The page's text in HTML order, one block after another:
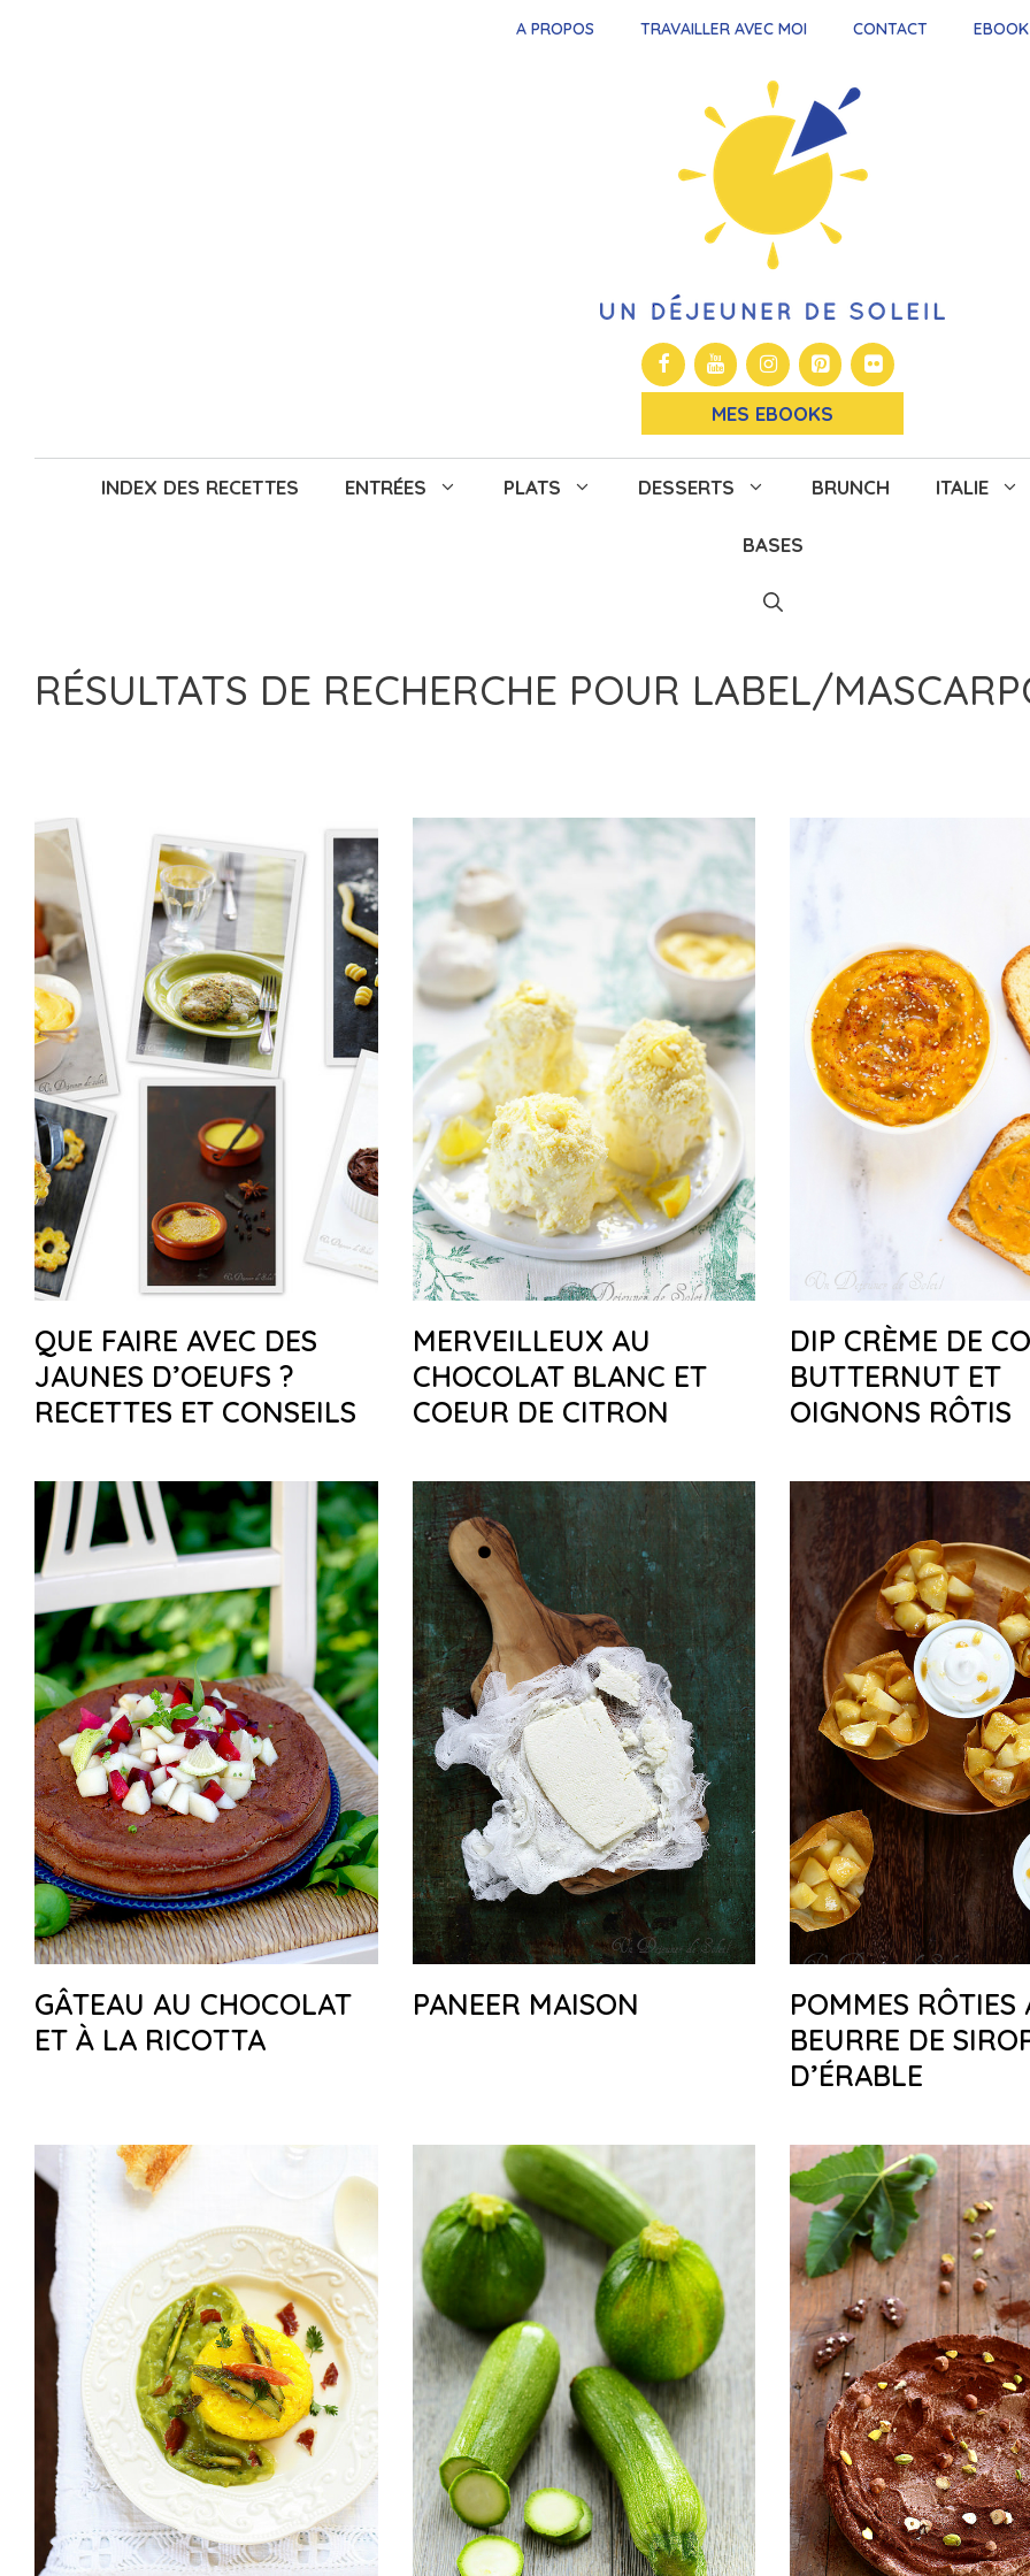
A PROPOS TRAVAILLER AVEC MOI CONTACT EBOOK
MES EBOOKS
INDEX DES RECETTES ENTRÉES PLATS DESSERTS BRUNCH ITALIE
BASES
RÉSULTATS DE RECHERCHE POUR LABEL/
QUE FAIRE AVEC DES
JAUNES D’OEUFS ?
RECETTES ET CONSEILS
MERVEILLEUX AU
CHOCOLAT BLANC ET
COEUR DE CITRON
DIP CRÈME DE
BUTTERNUT ET
OIGNONS RÔTIS
GÂTEAU AU CHOCOLAT
ET À LA RICOTTA
PANEER MAISON
POMMES RÔTIES
BEURRE DE
D’ÉRABLE